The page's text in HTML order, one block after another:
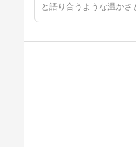
と語り合うような温かさ